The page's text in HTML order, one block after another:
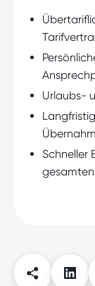
Urlaubs-
Schneller